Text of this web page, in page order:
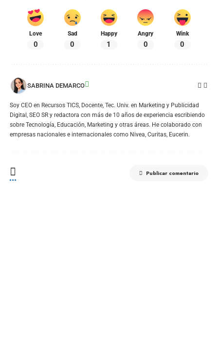
Love
0
Sad
0
Happy
1
Angry
0
Wink
0
SABRINA DEMARCO
Soy CEO en Recursos TICS, Docente, Tec. Univ. en Marketing y Publicidad
Digital, SEO SR y redactora con más de 10 años de experiencia escribiendo
sobre Tecnología, Educación, Marketing y otras áreas. He colaborado con
empresas nacionales e internacionales como Nivea, Curitas, Eucerin.
Publicar comentario